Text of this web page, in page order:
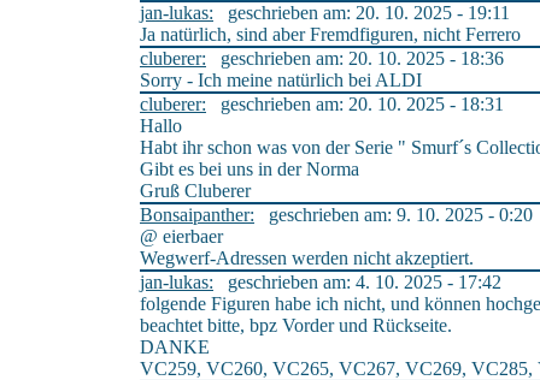
jan-lukas: geschrieben am: 20. 10. 2025 - 19:11
Ja natürlich, sind aber Fremdfiguren, nicht Ferrero
cluberer: geschrieben am: 20. 10. 2025 - 18:36
Sorry - Ich meine natürlich bei ALDI
cluberer: geschrieben am: 20. 10. 2025 - 18:31
Hallo
Habt ihr schon was von der Serie " Smurf´s
Gibt es bei uns in der Norma
Gruß Cluberer
Bonsaipanther: geschrieben am: 9. 10. 2025 - 0:20
@ eierbaer
Wegwerf-Adressen werden nicht akzeptiert.
jan-lukas: geschrieben am: 4. 10. 2025 - 17:42
folgende Figuren habe ich nicht, und können
beachtet bitte, bpz Vorder und Rückseite.
DANKE
VC259, VC260, VC265, VC267, VC269, VC285,